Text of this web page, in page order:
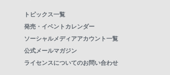
トピックス一覧
発売・イベントカレンダー
ソーシャルメディアアカウント一覧
公式メールマガジン
ライセンスについてのお問い合わせ